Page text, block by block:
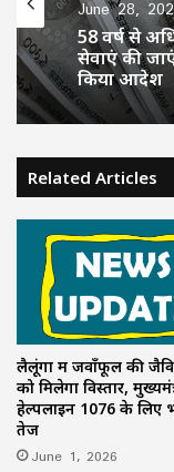
June 28,
58 वर्ष से
सेवाएं की
किया आदेश
Related Articles
लैलूंगा में जवाँफूल की
को मिलेगा विस्तार,
हेल्पलाइन 1076 के लिए
तेज
June 1, 2026